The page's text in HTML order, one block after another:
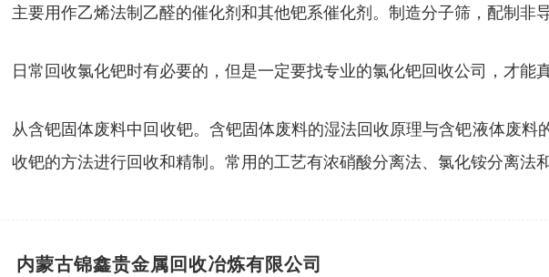
主要用作乙烯法制乙醛的催化剂和其他钯系催化剂。制造分子筛，配制非
日常回收氯化钯时有必要的，但是一定要找专业的氯化钯回收公司，才能
从含钯固体废料中回收钯。含钯固体废料的湿法回收原理与含钯液体废
收钯的方法进行回收和精制。常用的工艺有浓硝酸分离法、氯化铵分离法
内蒙古锦鑫贵金属回收冶炼有限公司